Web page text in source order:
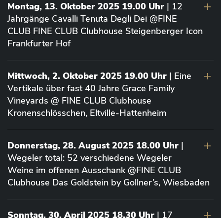
Montag, 13. Oktober 2025 19.00 Uhr | 12
Jahrgänge Cavalli Tenuta Degli Dei @FINE
CLUB FINE CLUB Clubhouse Steigenberger Icon
Frankfurter Hof
Mittwoch, 2. Oktober 2025 19.00 Uhr | Eine
Vertikale über fast 40 Jahre Grace Family
Vineyards @ FINE CLUB Clubhouse
Kronenschlösschen, Eltville-Hattenheim
Donnerstag, 28. August 2025 18.00 Uhr |
Wegeler total: 52 verschiedene Wegeler
Weine im offenen Ausschank @FINE CLUB
Clubhouse Das Goldstein by Gollner’s, Wiesbaden
Sonntag, 30. April 2025 18.30 Uhr | 17